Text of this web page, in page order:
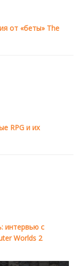
от «беты» The
RPG и их
интервью с
Worlds 2